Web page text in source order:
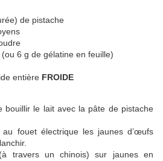
de pistache
6 g de gélatine en feuille)
entière FROIDE
bouillir le lait avec la pâte de pistache
fouet électrique les jaunes d’œufs
travers un chinois) sur jaunes en